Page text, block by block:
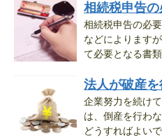
相続税申告
相続税申告の必
などによります
て必要となる書
法人が破産
企業努力を続け
は、倒産を行わ
どうすればよい